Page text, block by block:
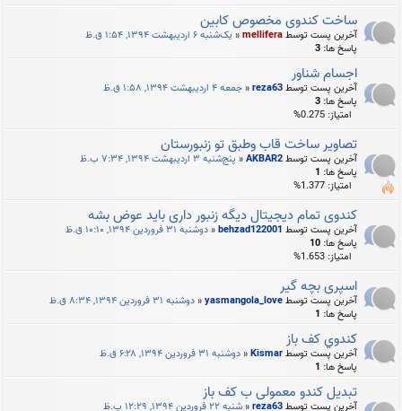
ساخت کندوی مخصوص کابین
آخرین پست توسطmellifera
« یک‌شنبه ۶ اردیبهشت ۱۳۹۴, ۱:۵۴ ق.ظ
پاسخ ها: 3
اجسام شناور
آخرین پست توسطreza63
«جمعه ۴ اردیبهشت ۱۳۹۴, ۱:۵۸ ق.ظ
پاسخ ها: 3
امتیاز: 0.275%
تصاویر ساخت قاب وطبق تو زنبورستان
آخرین پست توسطAKBAR2
« پنج‌شنبه ۳ اردیبهشت ۱۳۹۴, ۷:۳۴ ب.ظ
پاسخ ها: 1
امتیاز: 1.377%
کندوی تمام دیجیتال دیگه زنبور داری باید عوض بشه
آخرین پست توسط behzad122001
«دوشنبه ۳۱ فروردین ۱۳۹۴, ۱۰:۱۰ ق.ظ
پاسخ ها: 10
امتیاز: 1.653%
اسپری بچه گیر
آخرین پست توسطyasmangola_love
«دوشنبه ۳۱ فروردین ۱۳۹۴, ۸:۳۴ ق.ظ
پاسخ ها: 1
كندوي كف باز
آخرین پست توسطKismar
«دوشنبه ۳۱ فروردین ۱۳۹۴, ۶:۲۸ ق.ظ
پاسخ ها: 1
تبدیل کندو معمولی ب کف باز
آخرین پست توسطreza63
«شنبه ۲۲ فروردین ۱۳۹۴, ۱۲:۲۹ ب.ظ